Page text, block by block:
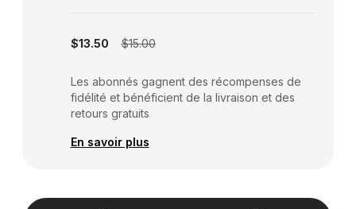
$13.50 $15.00
Les abonnés gagnent des récompenses de
fidélité et bénéficient de la livraison et des
retours gratuits
En savoir plus